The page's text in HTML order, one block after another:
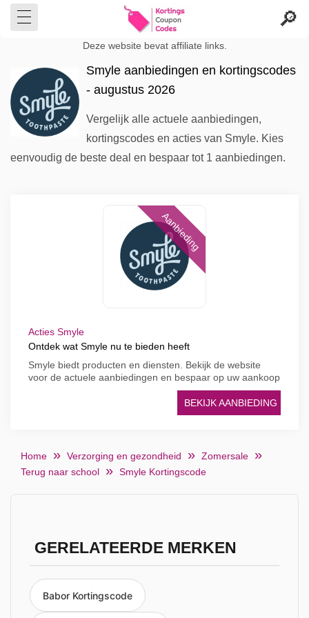
Deze website bevat affiliate links.
Smyle aanbiedingen en kortingscodes
- augustus 2026
Vergelijk alle actuele aanbiedingen,
kortingscodes en acties van Smyle. Kies
eenvoudig de beste deal en bespaar tot 1 aanbiedingen.
Aanbieding
Acties Smyle
Ontdek wat Smyle nu te bieden heeft
Smyle biedt producten en diensten. Bekijk de website
voor de actuele aanbiedingen en bespaar op uw aankoop
BEKIJK AANBIEDING
Home Verzorging en gezondheid
Zomersale
Terug naar school
Smyle Kortingscode
GERELATEERDE MERKEN
Babor Kortingscode